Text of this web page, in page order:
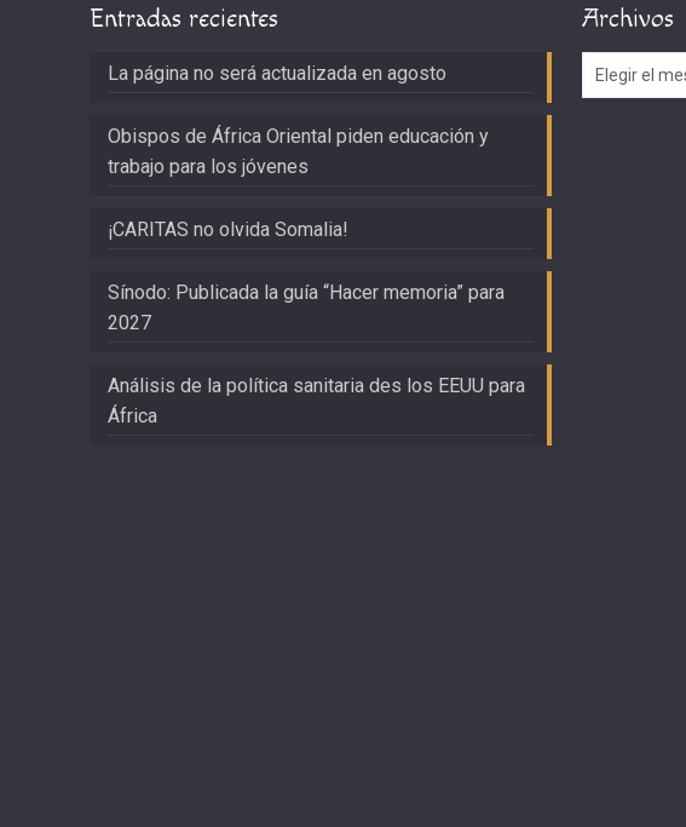
Entradas recientes
La página no será actualizada en agosto
Obispos de África Oriental piden educación y
trabajo para los jóvenes
¡CARITAS no olvida Somalia!
Sínodo: Publicada la guía “Hacer memoria” para
2027
Análisis de la política sanitaria des los EEUU para
África
Archivos
Archivos